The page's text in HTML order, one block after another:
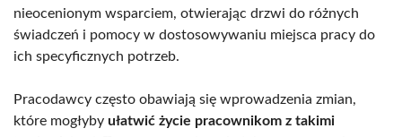
nieocenionym wsparciem, otwierając drzwi do różnych
świadczeń i pomocy w dostosowywaniu miejsca pracy do
ich specyficznych potrzeb.
Pracodawcy często obawiają się wprowadzenia zmian,
które mogłyby ułatwić życie pracownikom z takimi